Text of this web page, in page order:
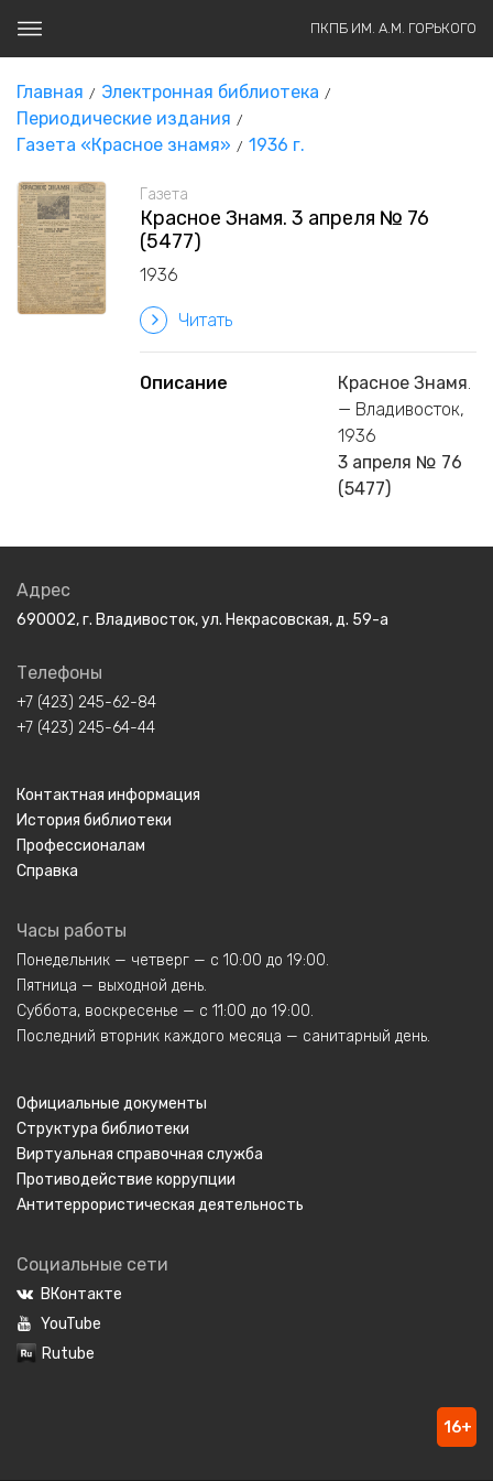
ПКПБ ИМ. А.М. ГОРЬКОГО
Главная
Электронная библиотека
Периодические издания
Газета «Красное знамя»
1936 г.
Газета
Красное Знамя. 3 апреля № 76
(5477)
1936
Читать
Описание Красное Знамя.
— Владивосток,
1936
3 апреля № 76
(5477)
Адрес
690002, г. Владивосток, ул. Некрасовская, д. 59-а
Телефоны
+7 (423) 245-62-84
+7 (423) 245-64-44
Контактная информация
История библиотеки
Профессионалам
Справка
Часы работы
Понедельник — четверг — с 10:00 до 19:00.
Пятница — выходной день.
Суббота, воскресенье — с 11:00 до 19:00.
Последний вторник каждого месяца — санитарный день.
Официальные документы
Структура библиотеки
Виртуальная справочная служба
Противодействие коррупции
Антитеррористическая деятельность
Социальные сети
ВКонтакте
YouTube
Rutube
16+